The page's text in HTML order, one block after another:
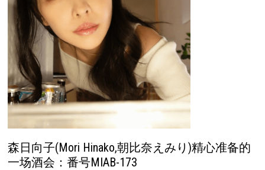
森日向子(Mori Hinako,朝比奈えみり)精心准备的
一场酒会：番号MIAB-173